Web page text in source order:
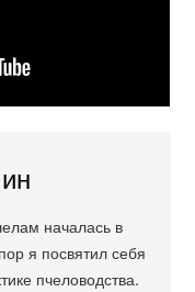
началась в
я посвятил себя
пчеловодства.